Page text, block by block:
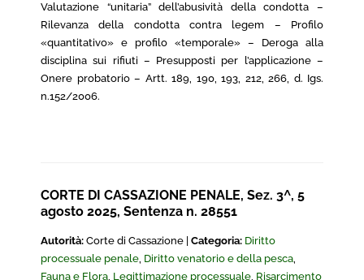
Valutazione “unitaria” dell’abusività della condotta –
Rilevanza della condotta contra legem – Profilo
«quantitativo» e profilo «temporale» – Deroga alla
disciplina sui rifiuti – Presupposti per l’applicazione –
Onere probatorio – Artt. 189, 190, 193, 212, 266, d. Igs.
n.152/2006.
CORTE DI CASSAZIONE PENALE, Sez. 3^, 5
agosto 2025, Sentenza n. 28551
Autorità: Corte di Cassazione | Categoria: Diritto
processuale penale, Diritto venatorio e della pesca,
Fauna e Flora, Legittimazione processuale, Risarcimento